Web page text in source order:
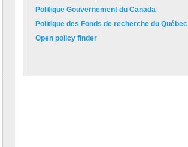
Politique Gouvernement du Canada
Politique des Fonds de recherche du Québec
Open policy finder